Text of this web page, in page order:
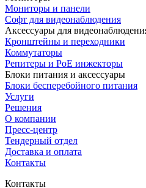
Мониторы и панели
Софт для видеонаблюдения
Аксессуары для
Кронштейны и переходники
Коммутаторы
Репитеры и PoE инжекторы
Блоки питания и аксессуары
Блоки бесперебойного питания
Услуги
Решения
О компании
Пресс-центр
Тендерный отдел
Доставка и оплата
Контакты
Контакты